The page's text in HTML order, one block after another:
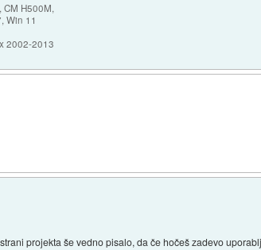
H500M,
Win 11
2002-2013
projekta še vedno pisalo, da če hočeš zadevo